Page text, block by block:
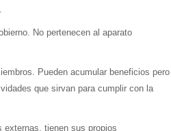
No pertenecen al aparato
Pueden acumular beneficios pero
que sirvan para cumplir con la
externas, tienen sus propios